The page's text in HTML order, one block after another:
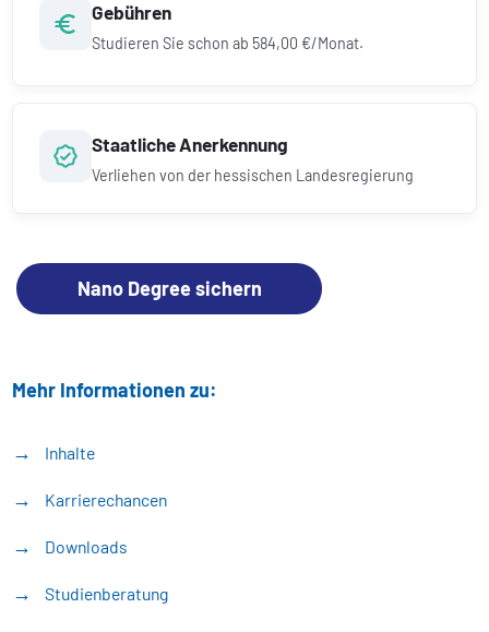
Gebühren
Studieren Sie schon ab 584,00 €/Monat.
Staatliche Anerkennung
Verliehen von der hessischen Landesregierung
Nano Degree sichern
Mehr Informationen zu:
Inhalte
Karrierechancen
Downloads
Studienberatung